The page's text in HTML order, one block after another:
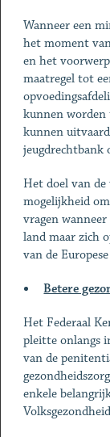
Wanneer een
het moment
en het
maatregel tot
kunnen worden
kunnen
jeugdrechtbank
Het doel van
mogelijkheid
vragen
land maar zich
van de
Betere
Het Federaal
pleitte onlangs
van de
enkele